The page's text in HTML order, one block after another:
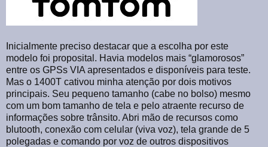
Inicialmente preciso destacar que a escolha por este
modelo foi proposital. Havia modelos mais “glamorosos”
entre os GPSs VIA apresentados e disponíveis para teste.
Mas o 1400T cativou minha atenção por dois motivos
principais. Seu pequeno tamanho (cabe no bolso) mesmo
com um bom tamanho de tela e pelo atraente recurso de
informações sobre trânsito. Abri mão de recursos como
blutooth, conexão com celular (viva voz), tela grande de 5
polegadas e comando por voz de outros dispositivos